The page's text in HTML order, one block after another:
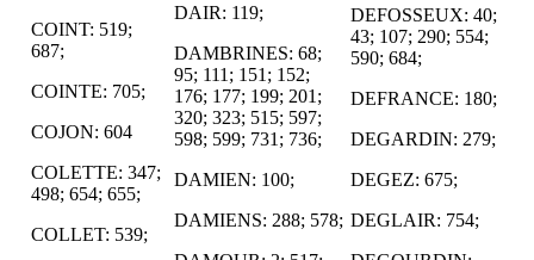
COINT: 519;
687;
COINTE: 705;
COJON: 604
COLETTE: 347;
498; 654; 655;
COLLET: 539;
DAIR: 119;
DAMBRINES: 68;
95; 111; 151; 152;
176; 177; 199; 201;
320; 323; 515; 597;
598; 599; 731; 736;
DAMIEN: 100;
DAMIENS: 288; 578;
DEFOSSEUX: 40;
43; 107; 290; 554;
590; 684;
DEFRANCE: 180;
DEGARDIN: 279;
DEGEZ: 675;
DEGLAIR: 754;